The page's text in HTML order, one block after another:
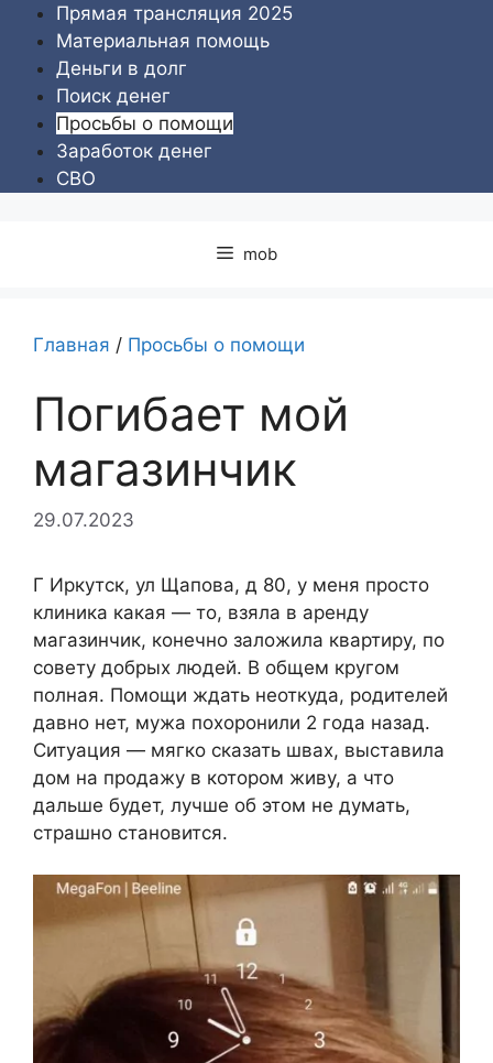
Перейти
содержимому
Прямая трансляция 2025
Материальная помощь
Деньги в долг
Поиск денег
Просьбы о помощи
Заработок денег
СВО
mob
Главная / Просьбы о помощи
Погибает мой
магазинчик
29.07.2023
Г Иркутск, ул Щапова, д 80, у меня просто
клиника какая — то, взяла в аренду
магазинчик, конечно заложила квартиру, по
совету добрых людей. В общем кругом
полная. Помощи ждать неоткуда, родителей
давно нет, мужа похоронили 2 года назад.
Ситуация — мягко сказать швах, выставила
дом на продажу в котором живу, а что
дальше будет, лучше об этом не думать,
страшно становится.